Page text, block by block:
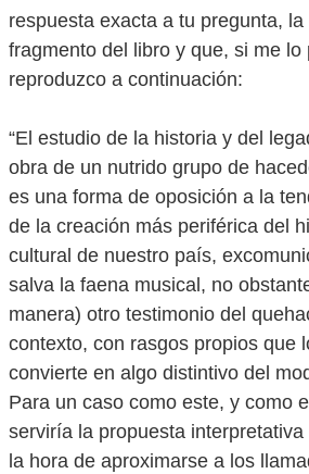
respuesta exacta a tu pregunta, la
fragmento del libro y que, si me lo
reproduzco a continuación:
“El estudio de la historia y del
obra de un nutrido grupo de
es una forma de oposición a la
de la creación más periférica del
cultural de nuestro país,
salva la faena musical, no
manera) otro testimonio del
contexto, con rasgos propios que
convierte en algo distintivo del
Para un caso como este, y como
serviría la propuesta
la hora de aproximarse a los